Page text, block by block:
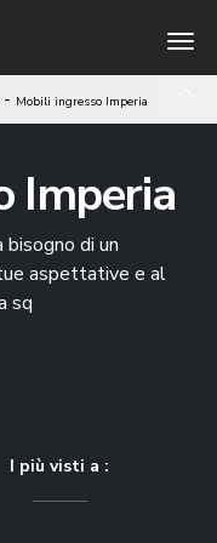
- Mobili ingresso Imperia
Imperia
bisogno di un
aspettative e al
sq
I più visti a :